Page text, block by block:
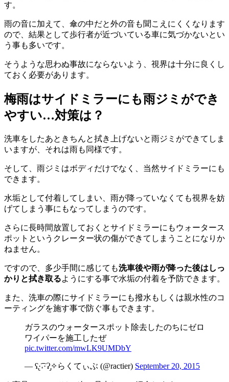
す。
雨の音に加えて、傘の中だと外の音も聞こえにくくなります
ので、結果として歩行者が近づいている車に気づかないとい
う事も多いです。
そうような思わぬ事故にならないよう、視界は十分に良くし
ておく必要があります。
梅雨はサイドミラーにも雨ジミができ
やすい…対策は？
洗車をしたあときちんと拭き上げないと雨ジミができてしま
いますが、それは雨も同様です。
そして、雨ジミはボディだけでなく、当然サイドミラーにも
できます。
水垢として付着してしまい、雨が降っていなくても視界を妨
げてしまう事にもなってしまうのです。
さらに長時間放置しておくとサイドミラーにもウォータース
ポットというクレーター状の傷ができてしまうことになりか
ねません。
ですので、多少手間に感じても洗車後や雨が降った後はしっ
かりと拭き取るようにする事で水垢の付着を予防できます。
また、洗車の際にサイドミラーにも撥水もしくは親水性のコ
ーティングを施す事で防ぐ事もできます。
ガラスのウォータースポット除去したのちにゼロ
ワイパーを施工したぜ
pic.twitter.com/mwLK9UMDbY
— ʕ̢·͡˔·Ɂ̡✧らくてぃぶ (@ractier) September 20, 2015